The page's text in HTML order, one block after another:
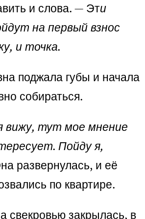
и слова. — Эти
на первый взнос
и точка.
поджала губы и начала
собираться.
вижу, тут мое мнение
Пойду я,
развернулась, и её
по квартире.
свекровью закрылась, в